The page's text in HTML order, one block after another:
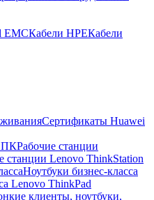
EMCКабели HPEКабели
Сертификаты Huawei
ПКРабочие станции
станции Lenovo ThinkStation
Ноутбуки бизнес-класса
Lenovo ThinkPad
клиенты, ноутбуки,